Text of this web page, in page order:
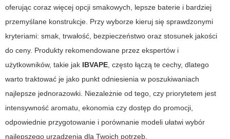
oferując coraz więcej opcji smakowych, lepsze baterie i bardziej
przemyślane konstrukcje. Przy wyborze kieruj się sprawdzonymi
kryteriami: smak, trwałość, bezpieczeństwo oraz stosunek jakości
do ceny. Produkty rekomendowane przez ekspertów i
użytkowników, takie jak IBVAPE, często łączą te cechy, dlatego
warto traktować je jako punkt odniesienia w poszukiwaniach
najlepsze jednorazowki. Niezależnie od tego, czy priorytetem jest
intensywność aromatu, ekonomia czy dostęp do promocji,
odpowiednie przygotowanie i porównanie modeli ułatwi wybór
najlepszego urządzenia dla Twoich potrzeb.